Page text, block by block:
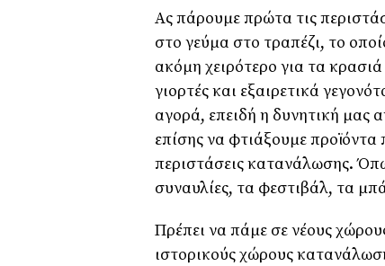
Ας πάρουμε πρώτα τις
στο γεύμα στο τραπέζι, το
ακόμη χειρότερο για τα
γιορτές και εξαιρετικά
αγορά, επειδή η δυνητική μας
επίσης να φτιάξουμε
περιστάσεις κατανάλωσης.
συναυλίες, τα φεστιβάλ, τα
Πρέπει να πάμε σε νέους
ιστορικούς χώρους